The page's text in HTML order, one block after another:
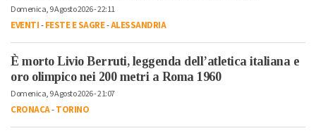
Domenica, 9 Agosto 2026 - 22:11
EVENTI-FESTE E SAGRE-ALESSANDRIA
È morto Livio Berruti, leggenda dell’atletica italiana e
oro olimpico nei 200 metri a Roma 1960
Domenica, 9 Agosto 2026 - 21:07
CRONACA-TORINO